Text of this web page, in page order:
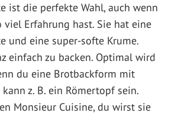
ist die perfekte Wahl, auch wenn
Erfahrung hast. Sie hat eine
und eine super-softe Krume.
einfach zu backen. Optimal wird
du eine Brotbackform mit
z. B. ein Römertopf sein.
Monsieur Cuisine, du wirst sie